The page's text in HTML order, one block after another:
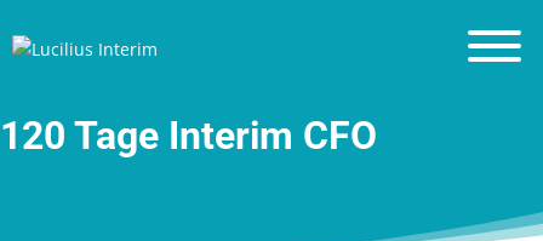
Blog
120 Tage Interim CFO